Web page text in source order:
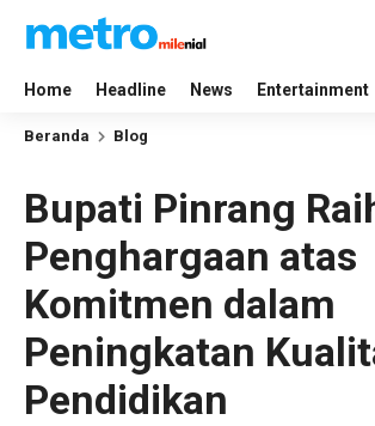
Home Headline News Entertainment
Beranda Blog
Bupati Pinrang
Penghargaan atas
Komitmen dalam
Peningkatan
Pendidikan